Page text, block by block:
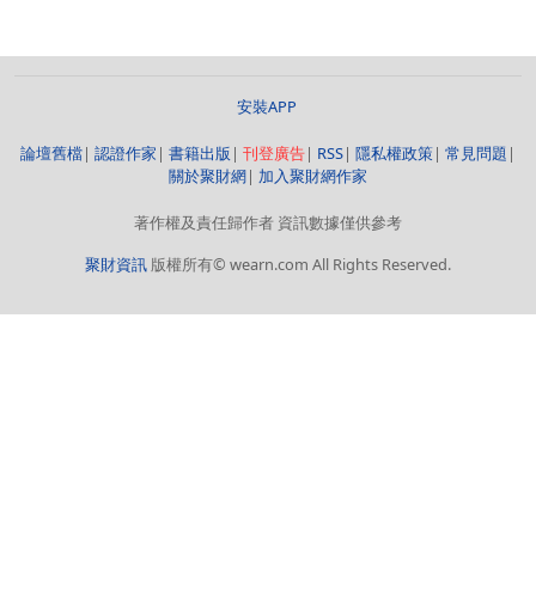
安裝APP
論壇舊檔| 認證作家 | 書籍出版 | 刊登廣告| RSS| 隱私權政策| 常見問題 |
關於聚財網| 加入聚財網作家
著作權及責任歸作者 資訊數據僅供參考
聚財資訊 版權所有© wearn.com All Rights Reserved.